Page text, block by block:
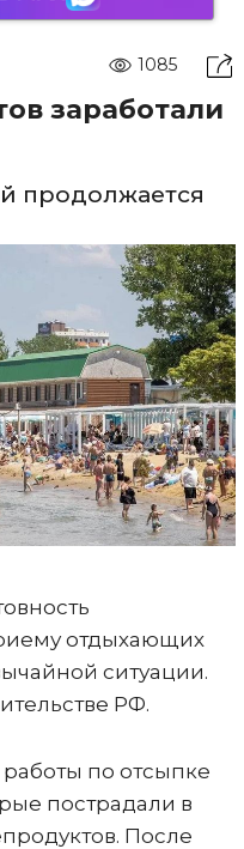
1085
заработали
продолжается
отдыхающих
ситуации.
РФ.
по отсыпке
пострадали в
После